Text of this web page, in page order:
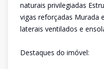
naturais privilegiadas
vigas reforçadas Murada
laterais ventilados e
Destaques do imóvel: